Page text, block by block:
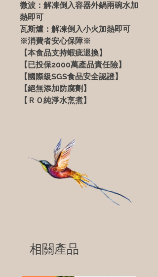
微波： 解凍倒入容器外鍋兩碗水加
熱即可
瓦斯爐： 解凍倒入小火加熱即可
※消費者安心保障※
【本食品支持蝦疵退換】
【已投保2000萬產品責任險】
【國際級SGS食品安全認證】
【絕無添加防腐劑 】
【ＲＯ純淨水烹煮】
相關產品